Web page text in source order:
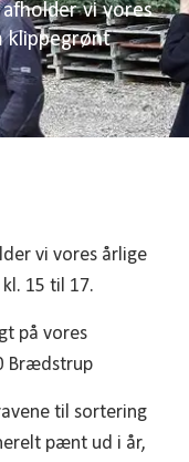
vi vores
klippegrønt
vi vores årlige
15 til 17.
på vores
Brædstrup
til sortering
pænt ud i år,